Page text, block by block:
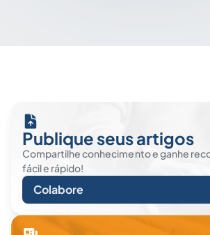
Publique seus artigos
Compartilhe conhecimento e ganhe
fácil e rápido!
Colabore